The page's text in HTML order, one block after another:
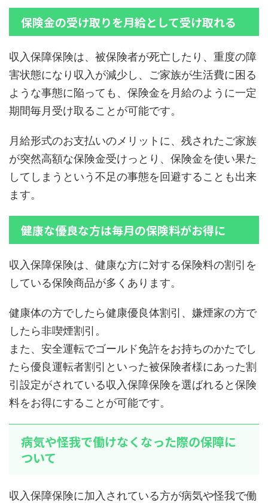
保険金の受け取りを月給として受け取れる
収入保障保険は、被保険者が死亡したり、重度の障
害状態になり収入が減少し、ご家族が生活費に困る
ような事態に陥っても、保険金を月給のように一定
期間毎月受け取ることが可能です。
月給形式のお支払いのメリットに、残されたご家族
が突然高額な保険金受けっとり、保険金を使い果た
してしまうという不足の事態を回避することも出来
ます。
健康な優良な方は毎月の保険料がお得に
収入保障保険は、健康な方に対する保険料の割引を
している保険商品が多くあります。
健康体の方でしたら健康優良体割引、嫌煙家の方で
したら非喫煙割引。
また、安全運転でゴールド免許をお持ちのかたでし
たら優良運転者割引といった被保険者様にあった割
引設定がされている収入保障保険を選ばれると保険
料をお得にすることが可能です。
病気や怪我で働けなくなった際の保障に
ついて
収入保障保険に加入されている方が病気や怪我で働